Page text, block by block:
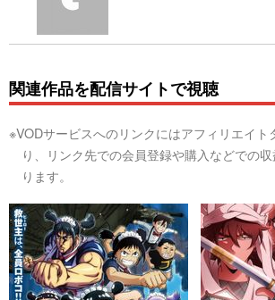
関連作品を配信サイトで視聴
※VODサービスへのリンクにはアフィリエイト
り、リンク先での会員登録や購入などでの
ります。